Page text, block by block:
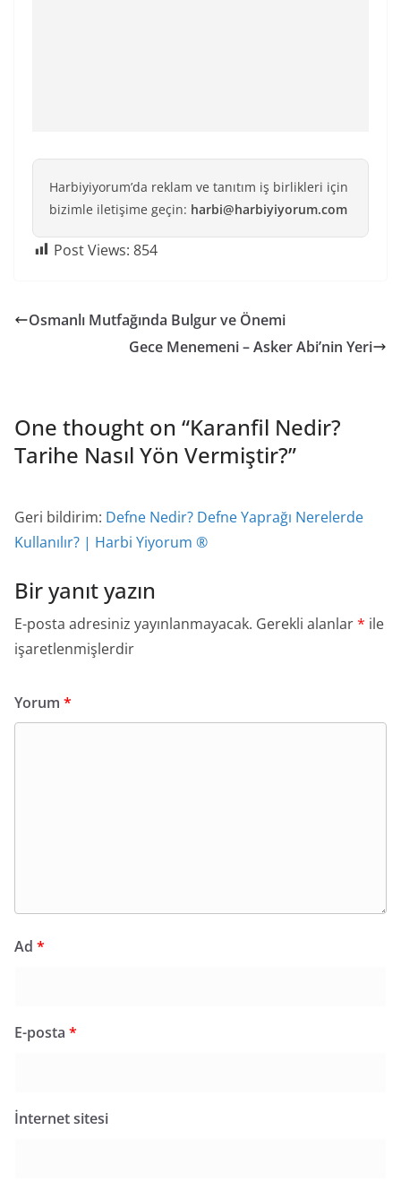
Harbiyiyorum’da reklam ve tanıtım iş birlikleri için
bizimle iletişime geçin: harbi@harbiyiyorum.com
Post Views: 854
Osmanlı Mutfağında Bulgur ve Önemi
Gece Menemeni – Asker Abi’nin Yeri
One thought on “Karanfil Nedir?
Tarihe Nasıl Yön Vermiştir?”
Geri bildirim: Defne Nedir? Defne Yaprağı Nerelerde
Kullanılır? | Harbi Yiyorum ®
Bir yanıt yazın
E-posta adresiniz yayınlanmayacak. Gerekli alanlar* ile
işaretlenmişlerdir
Yorum *
Ad *
E-posta *
İnternet sitesi